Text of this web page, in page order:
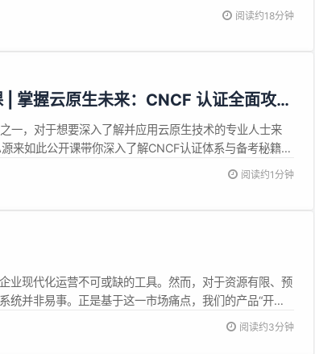
运行的游戏引擎，助你轻松跨入游戏开发的世界。不必
阅读约18分钟
掌握云原生未来：CNCF 认证全面攻略
一，对于想要深入了解并应用云原生技术的专业人士来
来如此公开课带你深入了解CNCF认证体系与备考秘籍。
直播间 直播中将发放CNCF官方认证考试9折； 世达
阅读约1分钟
业现代化运营不可或缺的工具。然而，对于资源有限、预
并非易事。正是基于这一市场痛点，我们的产品“开放
手的电子签章解决方案，同时，通过开源、免费的创新
阅读约3分钟